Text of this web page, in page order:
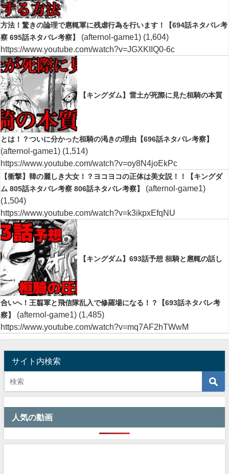
方法！驚きの論理で扈輒軍に残虐行為を行います！【694話ネタバレ考
察 695話ネタバレ考察】
(afternol-game1) (1,604)
https://www.youtube.com/watch?v=JGXKIIQ0-6c
【キングダム】雷土が死際に見た桓騎の本質
とは！？ついに分かった桓騎の渇きの理由【696話ネタバレ考察】
(afternol-game1) (1,514)
https://www.youtube.com/watch?v=oy8N4joEkPc
【衝撃】韓の麗しき大女！？ヨコヨコの正体は美女説！！【キングダ
ム 805話ネタバレ考察 806話ネタバレ考察】
(afternol-game1)
(1,504)
https://www.youtube.com/watch?v=k3ikpxEfqNU
【キングダム】693話予想 桓騎と扈輒の話し
合いへ！王翦軍と飛信隊乱入で修羅場になる！？【693話ネタバレ考
察】
(afternol-game1) (1,485)
https://www.youtube.com/watch?v=mq7AF2hTWwM
サイト内検索
人気の動画